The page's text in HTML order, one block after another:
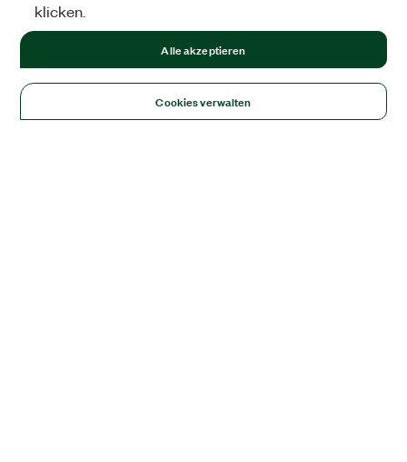
klicken.
Cookies verwalten
Alle akzeptieren